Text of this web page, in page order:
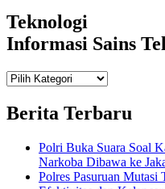
Teknologi
Informasi Sains
Teknologi
Berita Terbaru
Polri Buka Suara Soal
Narkoba Dibawa ke
Polres Pasuruan